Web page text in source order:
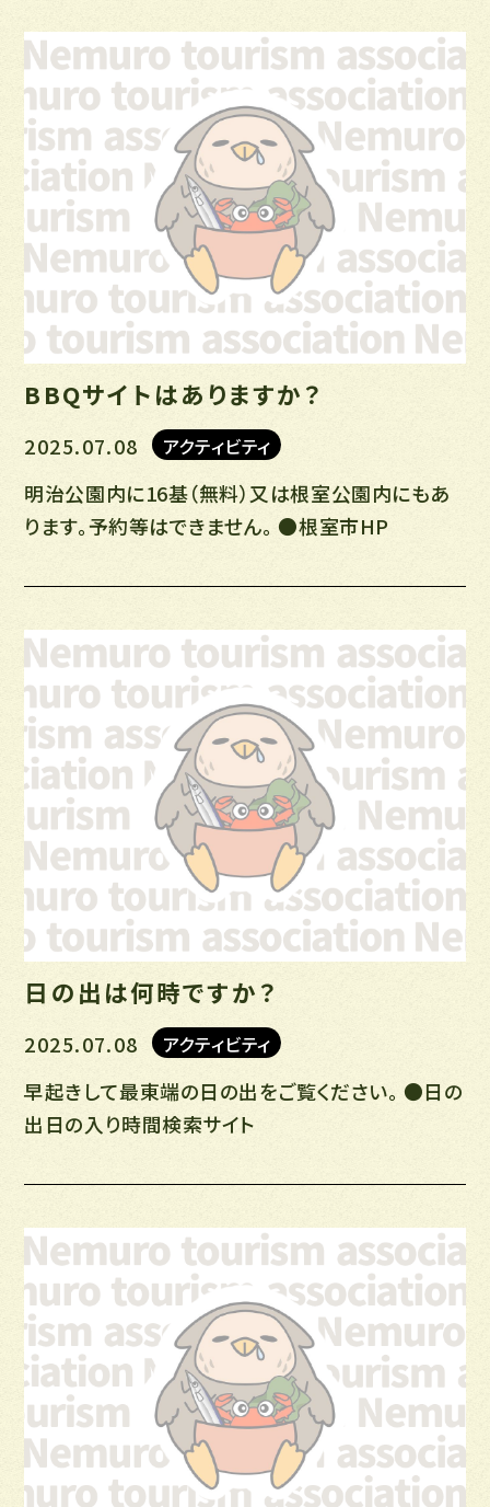
BBQサイトはありますか？
2025.07.08 アクティビティ
明治公園内に16基（無料）又は根室公園内にもあ
ります。予約等はできません。 ●根室市HP
日の出は何時ですか？
2025.07.08 アクティビティ
早起きして最東端の日の出をご覧ください。 ●日の
出日の入り時間検索サイト